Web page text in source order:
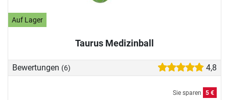
Auf Lager
Taurus Medizinball
Bewertungen (6) 4,8
Sie sparen 5 €